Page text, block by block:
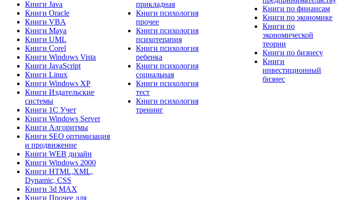
Книги Java
Книги Oracle
Книги VBA
Книги Maya
Книги UML
Книги Corel
Книги Windows Vista
Книги JavaScript
Книги Linux
Книги Windows XP
Книги Издательские
системы
Книги 1C Учет
Книги Windows Server
Книги Алгоритмы
Книги SEO оптимизация
и продвижение
Книги WEB дизайн
Книги Windows 2000
Книги HTML,XML,
Dynamic, CSS
Книги 3d MAX
Книги Прочее для
прикладная
Книги психология
прочее
Книги психология
психотерапия
Книги психология
ребенка
Книги психология
социальная
Книги психология
тест
Книги психология
тренинг
Книги по финансам
Книги по экономике
Книги по
экономической
теории
Книги по бизнесу
Книги
инвестиционный
бизнес